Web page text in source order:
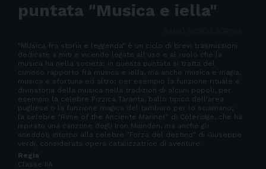
puntata "Musica e iella"
"MUsica fra storia e leggenda" è un ciclo di brevi trasmissioni
dedicate a miti e vicende legate all'uso e al ruolo che la
musica ha nella società; in questa puntata si tratta del
curioso rapporto fra musica e iella, ma anche musica e magia,
musica e sfortuna ed altro; per esempio la funzione rituale e
divinatoria della musica nella tradizion di alcuni popoli, per
esempio la celebre Pizzica Taranta, ballo tipico dell'area
pugliese o la funzione magica del tamburo per lo sciamano;
la celebre "Rime of the Anciente Mariner" di Coleridge, che ha
ispirato una canzone degli Iron Mainden, ma anche gli
aneddoti intorno alla celebre "Forza del destino" di Giuseppe
verdi, considerata opera catalizzatrice di sventure.
Regia
Classe IIA